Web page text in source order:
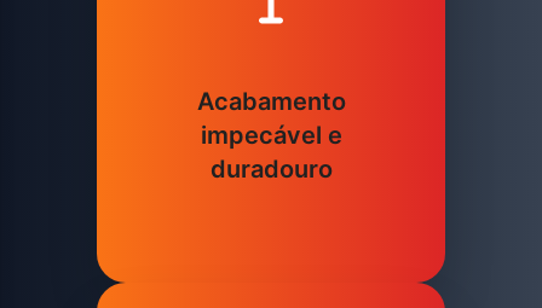
Acabamento
impecável e
duradouro